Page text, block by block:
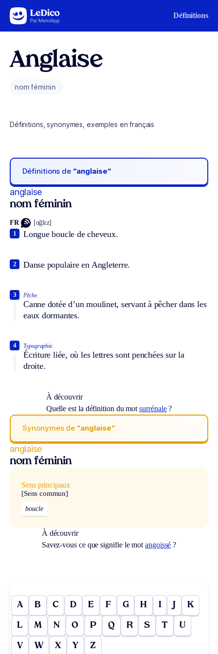
Aller au contenu Définitions
Anglaise
nom féminin
Définitions, synonymes, exemples en français
Définitions de “anglaise“
anglaise
nom féminin
FR [ɑ̃glɛz]
Longue boucle de cheveux.
1
Danse populaire en Angleterre.
2
Pêche.
Canne dotée d’un moulinet, servant à pêcher dans les
eaux dormantes.
3
Typographie.
Écriture liée, où les lettres sont penchées sur la
droite.
4
À découvrir
Quelle est la définition du motsurrénale?
Synonymes de “anglaise“
anglaise
nom féminin
Sens principaux
[Sens commun]
boucle
À découvrir
Savez-vous ce que signifie le motangoissé ?
A B C D E F G H I J K
L M N O P Q R S T U
V W X Y Z